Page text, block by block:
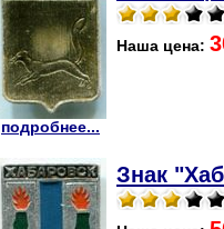
подробнее...
Наша цена:
Знак